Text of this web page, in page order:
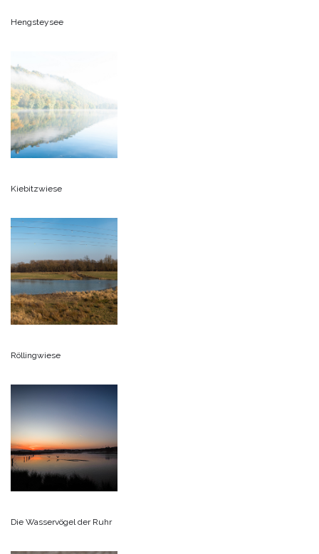
Hengsteysee
Kiebitzwiese
Röllingwiese
Die Wasservögel der Ruhr